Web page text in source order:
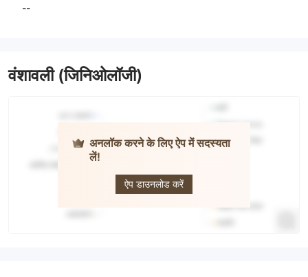
--
वंशावली (जिनिओलॉजी)
अनलॉक करने के लिए ऐप में सदस्यता
लें!
ऐप डाउनलोड करें